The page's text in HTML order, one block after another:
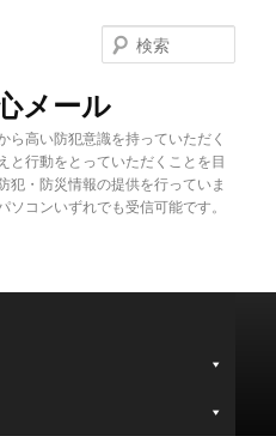
メール
ら高い防犯意識を持っていただく
と行動をとっていただくことを目
犯・防災情報の提供を行っていま
コンいずれでも受信可能です。
索